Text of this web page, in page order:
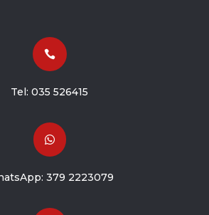

Tel:035 526415

379 2223079